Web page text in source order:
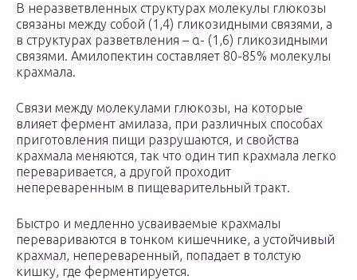
В неразветвленных структурах молекулы глюкозы
связаны между собой (1,4) гликозидными связями, а
в структурах разветвления – α- (1,6) гликозидными
связями. Амилопектин составляет 80-85% молекулы
крахмала.
Связи между молекулами глюкозы, на которые
влияет фермент амилаза, при различных способах
приготовления пищи разрушаются, и свойства
крахмала меняются, так что один тип крахмала легко
переваривается, а другой проходит
непереваренным в пищеварительный тракт.
Быстро и медленно усваиваемые крахмалы
перевариваются в тонком кишечнике, а устойчивый
крахмал, непереваренный, попадает в толстую
кишку, где ферментируется.